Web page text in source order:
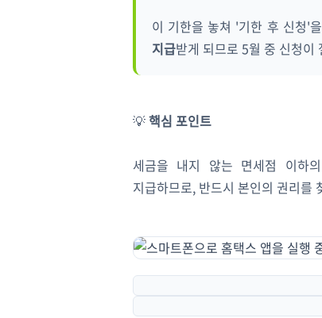
이 기한을 놓쳐 '기한 후 신청'
지급받게 되므로 5월 중 신청이
💡핵심 포인트
세금을 내지 않는 면세점 이하
지급하므로, 반드시 본인의 권리를